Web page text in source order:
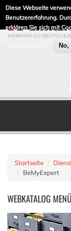
Diese Webseite
Benutzererfahrung.
erklären Sie sich mit
DE-
WEBKATALOG
Startseite
BeMyExpert
WEBKATALOG MENÜ